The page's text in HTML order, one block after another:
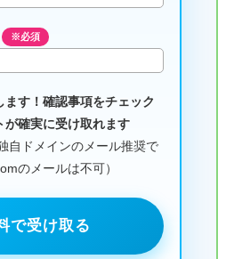
※必須
ます！確認事項をチェック
が確実に受け取れます
自ドメインのメール推奨で
のメールは不可）